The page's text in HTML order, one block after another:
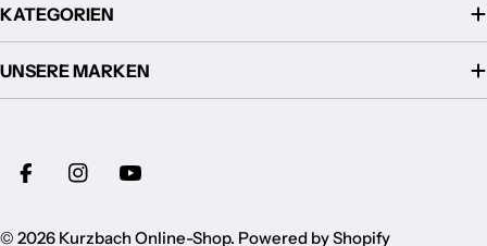
KATEGORIEN
UNSERE MARKEN
Zahlungsmethoden
FacebookInstagramYouTube
© 2026 Kurzbach Online-Shop. Powered by Shopify